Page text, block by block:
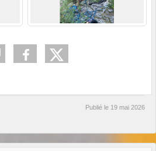
Publié le 19 mai 2026